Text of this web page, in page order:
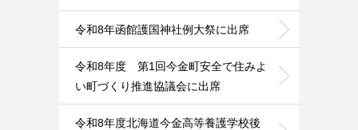
令和8年函館護国神社例大祭に出席
令和8年度 第1回今金町安全で住みよ
い町づくり推進協議会に出席
令和8年度北海道今金高等養護学校後